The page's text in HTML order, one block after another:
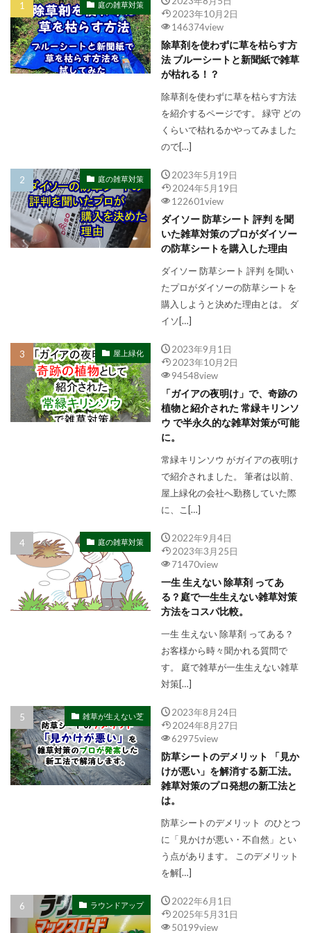
庭の雑草対策
2023年10月2日
146374view
除草剤を使わずに草を枯らす方
法 ブルーシートと新聞紙で雑草
が枯れる！？
除草剤を使わずに草を枯らす方法
を紹介するページです。 緑守 どの
くらいで枯れるかやってみました
ので[…]
庭の雑草対策
2023年5月19日
2024年5月19日
122601view
ダイソー 防草シート 評判 を聞
いた雑草対策のプロがダイソー
の防草シートを購入した理由
ダイソー 防草シート 評判 を聞い
たプロがダイソーの防草シートを
購入しようと決めた理由とは。 ダ
イソ[…]
屋上緑化
2023年9月1日
2023年10月2日
94548view
「ガイアの夜明け」で、奇跡の
植物と紹介された 常緑キリンソ
ウ で半永久的な雑草対策が可能
に。
常緑キリンソウ がガイアの夜明け
で紹介されました。 筆者は以前、
屋上緑化の会社へ勤務していた際
に、こ[…]
庭の雑草対策
2022年9月4日
2023年3月25日
71470view
一生 生えない 除草剤 ってあ
る？庭で一生生えない雑草対策
方法をコスパ比較。
一生 生えない 除草剤 ってある？
お客様から時々聞かれる質問で
す。 庭で雑草が一生生えない雑草
対策[…]
雑草が生えない芝
2023年8月24日
2024年8月27日
62975view
防草シートのデメリット 「見か
けが悪い」を解消する新工法。
雑草対策のプロ発想の新工法と
は。
防草シートのデメリット のひとつ
に「見かけが悪い・不自然」とい
う点があります。 このデメリット
を解[…]
ラウンドアップ
2022年6月1日
2025年5月31日
50199view